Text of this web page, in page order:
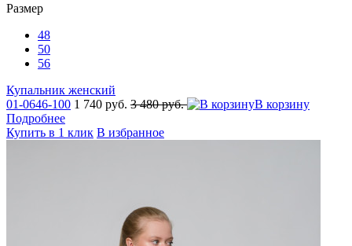
Размер
48
50
56
Купальник женский
01-0646-100 1 740 руб. 3 480 руб.
В корзину
Подробнее
Купить в 1 клик В избранное